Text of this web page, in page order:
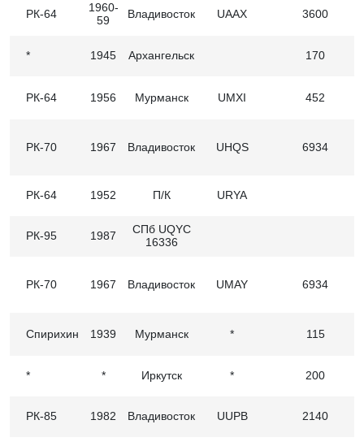
РК-64
1960-
59
Владивосток UAAX 3600
* 1945 Архангельск 170
РК-64 1956 Мурманск UMXI 452
РК-70 1967 Владивосток UHQS 6934
РК-64 1952 П/К URYA
РК-95 1987
СПб UQYC
16336
РК-70 1967 Владивосток UMAY 6934
Спирихин 1939 Мурманск * 115
* * Иркутск * 200
РК-85 1982 Владивосток UUPB 2140